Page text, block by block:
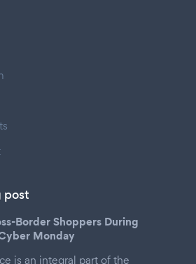
post
Border Shoppers During
Monday
is an integral part of the